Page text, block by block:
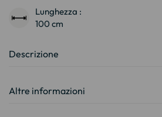
Lunghezza :
100 cm
Descrizione
Altre informazioni